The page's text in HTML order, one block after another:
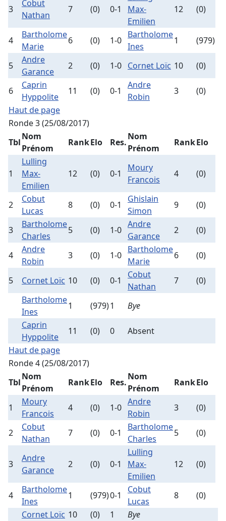
3
Cobut
Nathan
7 (0) 0-1
Max-
Emilien
12 (0)
4
Bartholome
Marie
6 (0) 1-0
Bartholome
Ines
1 (979)
5
Andre
Garance
2 (0) 1-0 Cornet Loïc 10 (0)
6
Caprin
Hyppolite
11 (0) 0-1
Andre
Robin
3
(0)
Haut de page
Ronde 3 (25/08/2017)
Tbl
Nom
Prénom
RankElo Res.
Nom
Prénom
RankElo
1
Lulling
Max-
Emilien
12 (0) 0-1
Moury
Francois
4 (0)
2
Cobut
Lucas
8 (0) 0-1
Ghislain
Simon
9 (0)
3
Bartholome
Charles
5 (0) 1-0
Andre
Garance
2 (0)
4
Andre
Robin
3 (0) 1-0
Bartholome
Marie
6 (0)
5 Cornet Loïc 10 (0) 0-1
Cobut
Nathan
7
(0)
Bartholome
Ines
1 (979)1
Bye
Caprin
Hyppolite
11 (0) 0
Absent
Haut de page
Ronde 4 (25/08/2017)
Tbl
Nom
Prénom
RankElo Res.
Nom
Prénom
RankElo
1
Moury
Francois
4 (0) 1-0
Andre
Robin
3 (0)
2
Cobut
Nathan
7 (0) 0-1
Bartholome
Charles
5 (0)
3
Andre
Garance
2 (0) 0-1
Lulling
Max-
Emilien
12 (0)
4
Bartholome
Ines
1 (979)0-1
Cobut
Lucas
8
(0)
Cornet Loïc 10 (0) 1
Bye